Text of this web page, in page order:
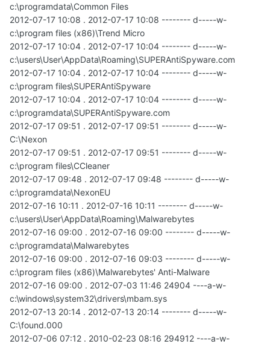
c:\programdata\Common Files
2012-07-17 10:08 . 2012-07-17 10:08 -------- d-----w-
c:\program files (x86)\Trend Micro
2012-07-17 10:04 . 2012-07-17 10:04 -------- d-----w-
c:\users\User\AppData\Roaming\SUPERAntiSpyware.com
2012-07-17 10:04 . 2012-07-17 10:04 -------- d-----w-
c:\program files\SUPERAntiSpyware
2012-07-17 10:04 . 2012-07-17 10:04 -------- d-----w-
c:\programdata\SUPERAntiSpyware.com
2012-07-17 09:51 . 2012-07-17 09:51 -------- d-----w-
C:\Nexon
2012-07-17 09:51 . 2012-07-17 09:51 -------- d-----w-
c:\program files\CCleaner
2012-07-17 09:48 . 2012-07-17 09:48 -------- d-----w-
c:\programdata\NexonEU
2012-07-16 10:11 . 2012-07-16 10:11 -------- d-----w-
c:\users\User\AppData\Roaming\Malwarebytes
2012-07-16 09:00 . 2012-07-16 09:00 -------- d-----w-
c:\programdata\Malwarebytes
2012-07-16 09:00 . 2012-07-16 09:03 -------- d-----w-
c:\program files (x86)\Malwarebytes' Anti-Malware
2012-07-16 09:00 . 2012-07-03 11:46 24904 ----a-w-
c:\windows\system32\drivers\mbam.sys
2012-07-13 20:14 . 2012-07-13 20:14 -------- d-----w-
C:\found.000
2012-07-06 07:12 . 2010-02-23 08:16 294912 ----a-w-